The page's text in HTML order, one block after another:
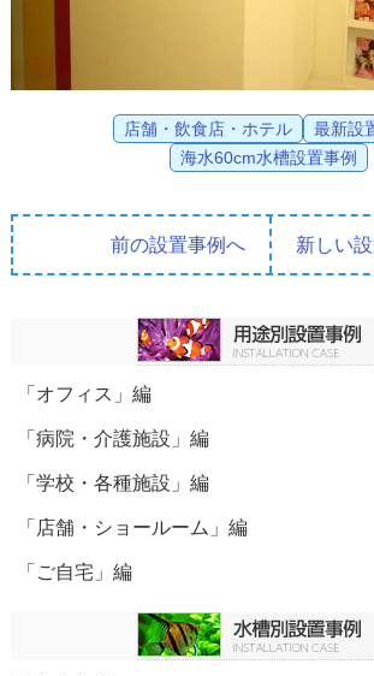
店舗・飲食店・ホテル
最新設
海水60cm水槽設置事例
前の設置事例へ 新しい
「オフィス」編
「病院・介護施設」編
「学校・各種施設」編
「店舗・ショールーム」編
「ご自宅」編